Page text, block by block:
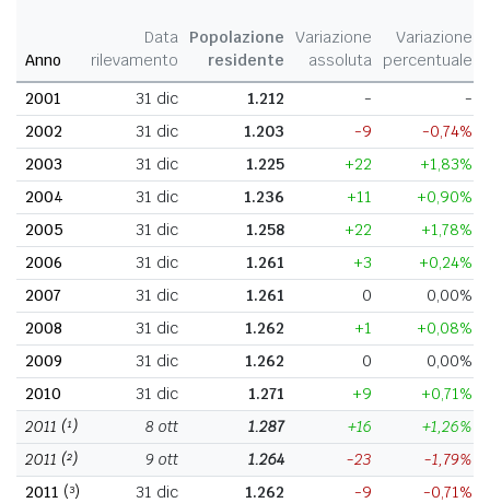
Anno
Data
rilevamento
Popolazione
residente
Variazione
assoluta
Variazione
percentuale
2001
31 dic 1.212 -
-
2002
31 dic 1.203 -9
-0,74%
2003
31 dic 1.225 +22
+1,83%
2004
31 dic 1.236 +11
+0,90%
2005
31 dic 1.258 +22
+1,78%
2006
31 dic 1.261 +3
+0,24%
2007
31 dic 1.261 0
0,00%
2008
31 dic 1.262 +1
+0,08%
2009
31 dic 1.262 0
0,00%
2010
31 dic 1.271 +9
+0,71%
2011 (¹) 8 ott 1.287 +16
+1,26%
2011 (²) 9 ott 1.264 -23
-1,79%
2011 (³) 31 dic 1.262 -9
-0,71%